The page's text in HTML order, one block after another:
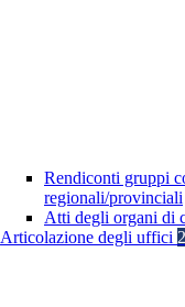
Rendiconti gruppi
regionali/provinciali
Atti degli organi di
Articolazione degli uffici 2